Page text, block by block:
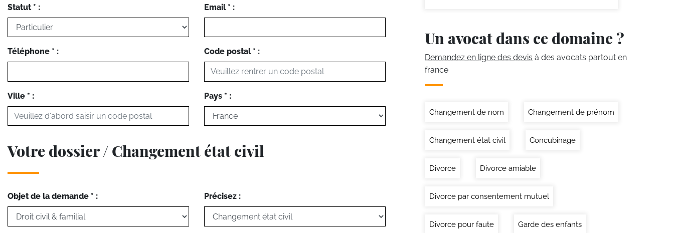
Statut * : Email * :
Téléphone * : Code postal * :
Ville * : Pays * :
Votre dossier / Changement état civil
Objet de la demande * : Précisez :
Un avocat dans ce domaine ?
Demandez en ligne des devis à des avocats partout en
france
Changement de nom Changement de prénom
Changement état civil Concubinage
Divorce Divorce amiable
Divorce par consentement mutuel
Divorce pour faute Garde des enfants